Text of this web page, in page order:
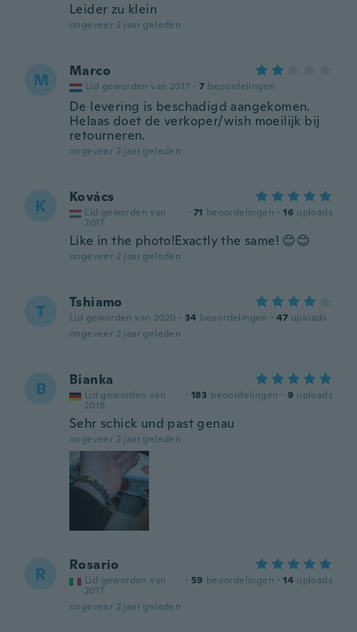
Leider zu klein
ongeveer 2 jaar geleden
M Marco
Lid geworden van 2017 · 7 beoordelingen
De levering is beschadigd aangekomen.
Helaas doet de verkoper/wish moeilijk bij
retourneren.
ongeveer 2 jaar geleden
K Kovács
Lid geworden van
2017
· 71 beoordelingen · 16 uploads
Like in the photo!Exactly the same! 😊😊
ongeveer 2 jaar geleden
T Tshiamo
Lid geworden van 2020 · 34 beoordelingen · 47 uploads
ongeveer 2 jaar geleden
B Bianka
Lid geworden van
2018
· 183 beoordelingen · 9 uploads
Sehr schick und past genau
ongeveer 2 jaar geleden
R Rosario
Lid geworden van
2017
· 59 beoordelingen · 14 uploads
ongeveer 2 jaar geleden